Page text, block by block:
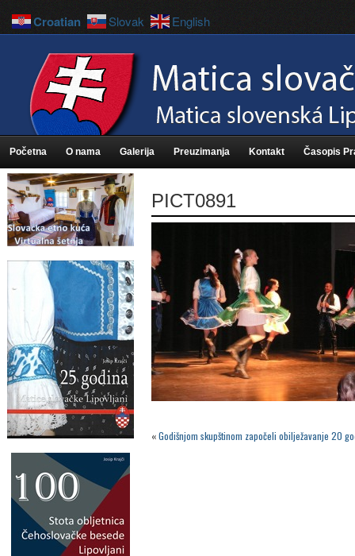
Početna O nama Galerija Preuzimanja Kontakt Časopis
PICT0891
«Godišnjom skupštinom započeli obilježavanje 20
Croatian Slovak English